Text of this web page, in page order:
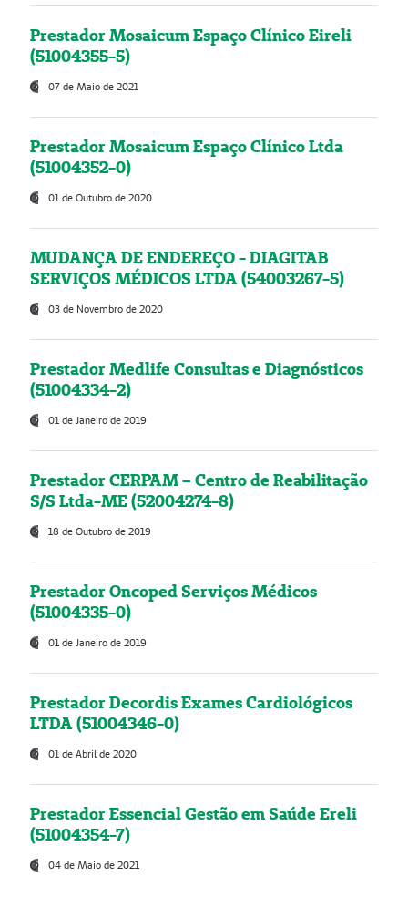
Prestador Mosaicum Espaço Clínico Eireli
(51004355-5)
07 de Maio de 2021
Prestador Mosaicum Espaço Clínico Ltda
(51004352-0)
01 de Outubro de 2020
MUDANÇA DE ENDEREÇO - DIAGITAB
SERVIÇOS MÉDICOS LTDA (54003267-5)
03 de Novembro de 2020
Prestador Medlife Consultas e Diagnósticos
(51004334-2)
01 de Janeiro de 2019
Prestador CERPAM – Centro de Reabilitação
S/S Ltda-ME (52004274-8)
18 de Outubro de 2019
Prestador Oncoped Serviços Médicos
(51004335-0)
01 de Janeiro de 2019
Prestador Decordis Exames Cardiológicos
LTDA (51004346-0)
01 de Abril de 2020
Prestador Essencial Gestão em Saúde Ereli
(51004354-7)
04 de Maio de 2021